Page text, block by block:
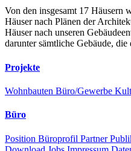
Von den insgesamt 17 Häusern
Häuser nach Plänen der
Häuser nach unseren
darunter sämtliche Gebäude,
Projekte
Wohnbauten Büro/Gewerbe
Büro
Position Büroprofil Partner